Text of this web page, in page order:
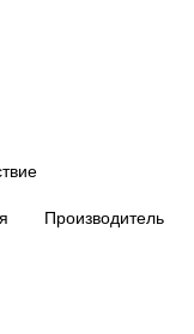
Производитель